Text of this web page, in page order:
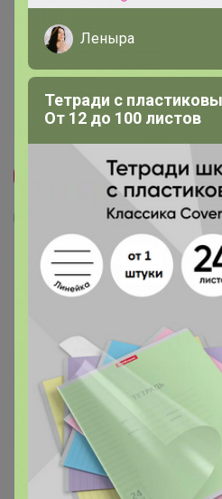
22
Гамак для кошки с
на батарею,
2 100р
Доставка ~ 7 дней с
счет
После 15 августа 2026 г.
Производитель
Леныра
Тетради с
От 12 до 100 листов